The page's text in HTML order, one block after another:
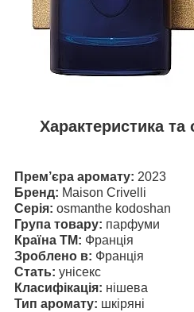
Характеристика
Прем’єра аромату: 2023
Бренд: Maison Crivelli
Серія: osmanthe kodoshan
Група товару: парфуми
Країна ТМ: Франція
Зроблено в: Франція
Стать: унісекс
Класифікація: нішева
Тип аромату: шкіряні